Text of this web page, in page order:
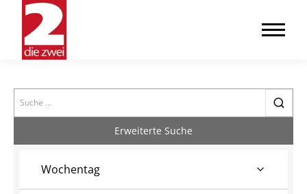
Search
Erweiterte Suche
Wochentag